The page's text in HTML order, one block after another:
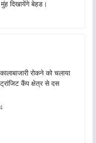
मुंह दिखायेंगे बेहड।
रोकने को चलाया
ट्रांजिट कैंप क्षेत्र से दस